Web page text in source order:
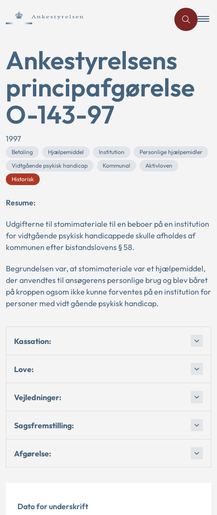
Ankestyrelsens
principafgørelse
O-143-97
1997
Betaling Hjælpemiddel Institution
Personlige hjælpemidler
Vidtgående psykisk handicap
Kommunal
Aktivloven
Historisk
Resume:
Udgifterne til stomimateriale til en beboer på en institution
for vidtgående psykisk handicappede skulle afholdes af
kommunen efter bistandslovens § 58.
Begrundelsen var, at stomimateriale var et hjælpemiddel,
der anvendtes til ansøgerens personlige brug og blev båret
på kroppen ogsom ikke kunne forventes på en institution for
personer med vidt gående psykisk handicap.
Kassation:
Love:
Vejledninger:
Sagsfremstilling:
Afgørelse:
Dato for underskrift